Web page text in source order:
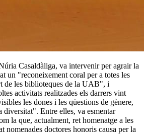
Casaldàliga, va intervenir per agrair la
un "reconeixement coral per a totes les
de les biblioteques de la UAB", i
activitats realitzades els darrers vint
les dones i les qüestions de gènere,
diversitat". Entre elles, va esmentar
la que, actualment, ret homenatge a les
nomenades doctores honoris causa per la